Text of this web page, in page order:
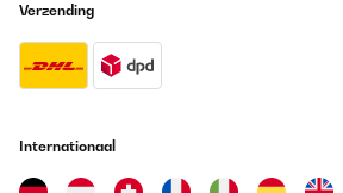
Verzending
Internationaal